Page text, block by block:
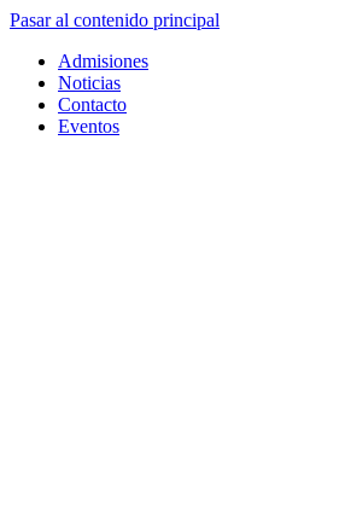
Pasar al contenido principal
Admisiones
Noticias
Contacto
Eventos